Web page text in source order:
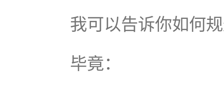
我可以告诉你如何
毕竟：